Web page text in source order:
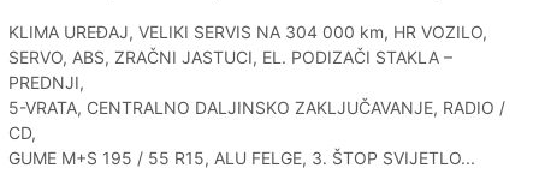
KLIMA UREĐAJ, VELIKI SERVIS NA 304 000 km, HR VOZILO,
SERVO, ABS, ZRAČNI JASTUCI, EL. PODIZAČI STAKLA –
PREDNJI,
5-VRATA, CENTRALNO DALJINSKO ZAKLJUČAVANJE, RADIO /
CD,
GUME M+S 195 / 55 R15, ALU FELGE, 3. ŠTOP SVIJETLO...